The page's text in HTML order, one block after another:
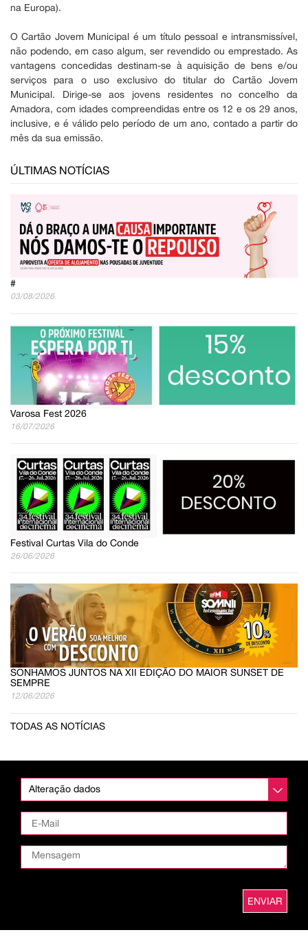
na Europa).
O Cartão Jovem Municipal é um título pessoal e intransmissível,
não podendo, em caso algum, ser revendido ou emprestado. As
vantagens concedidas destinam-se à aquisição de bens e/ou
serviços para o uso exclusivo do titular do Cartão Jovem
Municipal. Dirige-se aos jovens residentes no concelho da
Amadora, com idades compreendidas entre os 12 e os 29 anos,
inclusive, e é válido pelo período de um ano, contado a partir do
mês da sua emissão.
ÚLTIMAS NOTÍCIAS
#
03/08/2026
Varosa Fest 2026
16/07/2026
Festival Curtas Vila do Conde
26/06/2026
SONHAMOS JUNTOS NA XII EDIÇÃO DO MAIOR SUNSET DE
SEMPRE
12/06/2026
TODAS AS NOTÍCIAS
Alteração dados
ENVIAR